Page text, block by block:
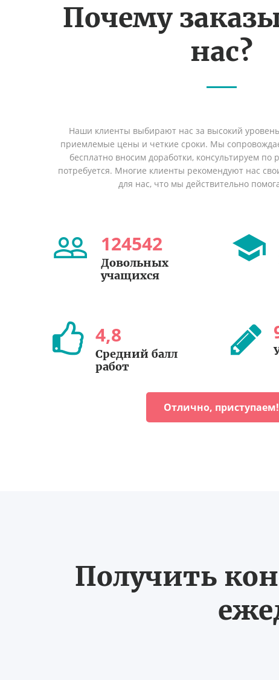
Почему
нас?
Наши клиенты выбирают нас за высокий уровень
приемлемые цены и четкие сроки. Мы
бесплатно вносим доработки, консультируем по
потребуется. Многие клиенты рекомендуют нас
для нас, что мы действительно
124542
Довольных
учащихся
4,8
Cредний балл
работ
Отлично, приступаем!
Получить